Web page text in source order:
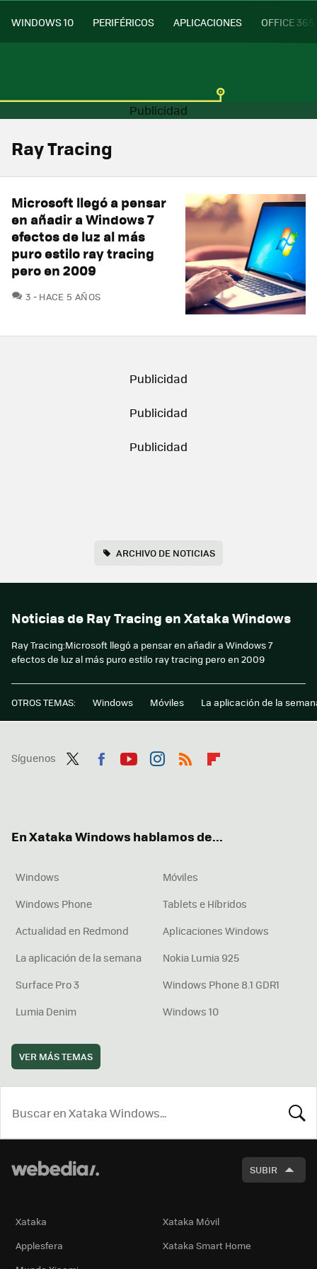
WINDOWS 10 PERIFÉRICOS APLICACIONES OFFICE 365
Ray Tracing
Microsoft llegó a pensar
en añadir a Windows 7
efectos de luz al más
puro estilo ray tracing
pero en 2009
3 COMENTARIOS
HACE 5 AÑOS
ARCHIVO DE NOTICIAS
Noticias de Ray Tracing en Xataka Windows
Ray Tracing:Microsoft llegó a pensar en añadir a Windows 7
efectos de luz al más puro estilo ray tracing pero en 2009
OTROS TEMAS: Windows Móviles La aplicación de la
Síguenos
En Xataka Windows hablamos de...
Windows
Móviles
Windows Phone
Tablets e Híbridos
Actualidad en Redmond
Aplicaciones Windows
La aplicación de la semana
Nokia Lumia 925
Surface Pro 3
Windows Phone 8.1 GDR1
Lumia Denim
Windows 10
VER MÁS TEMAS
SUBIR
Xataka
Xataka Móvil
Applesfera
Xataka Smart Home